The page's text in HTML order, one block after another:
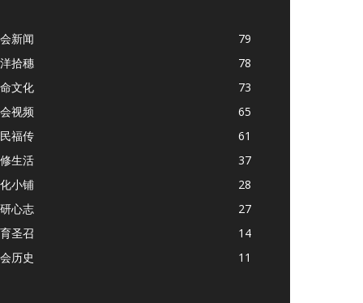
新闻
79
拾穗
78
文化
73
视频
65
福传
61
生活
37
小铺
28
心志
27
圣召
14
历史
11